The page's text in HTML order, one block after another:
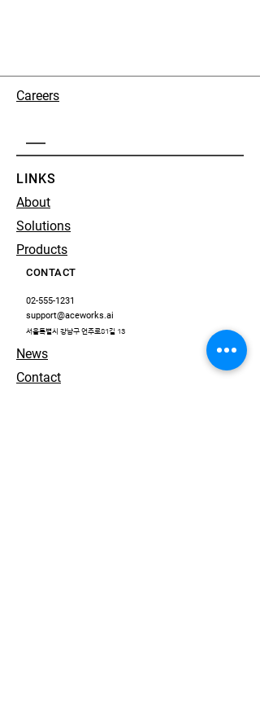
Careers
LINKS
About
Solutions
Products
CONTACT
02-555-1231
support@aceworks.ai
서울특별시 강남구 언주로81길 13
News
Contact